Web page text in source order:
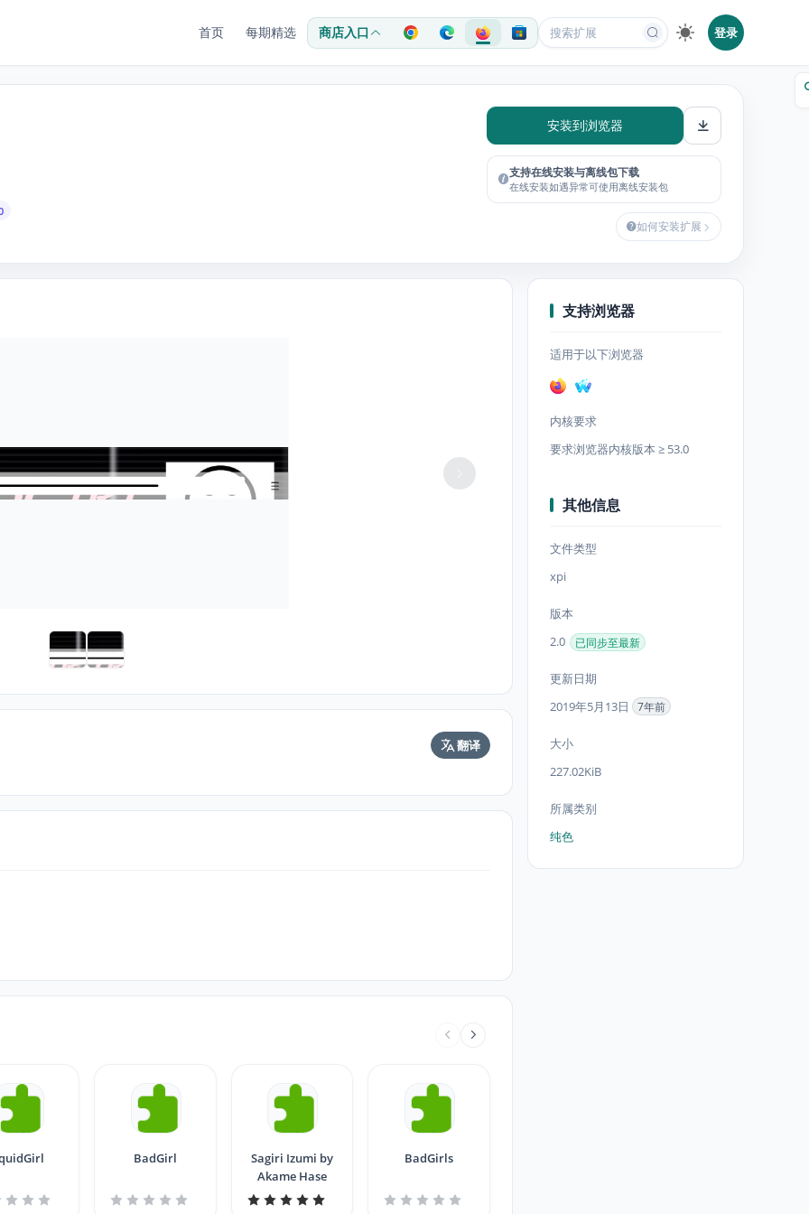
首页 每期精选 商店入口 登录
安装到浏览器
支持在线安装与离线包下载
在线安装如遇异常可使用离线安装包
如何安装扩展
翻译
BadGirl
Sagiri Izumi by
Akame Hase
BadGirls
支持浏览器
适用于以下浏览器
内核要求
要求浏览器内核版本 ≥ 53.0
其他信息
文件类型
xpi
版本
2.0
已同步至最新
更新日期
2019年5月13日
7年前
大小
227.02KiB
所属类别
纯色